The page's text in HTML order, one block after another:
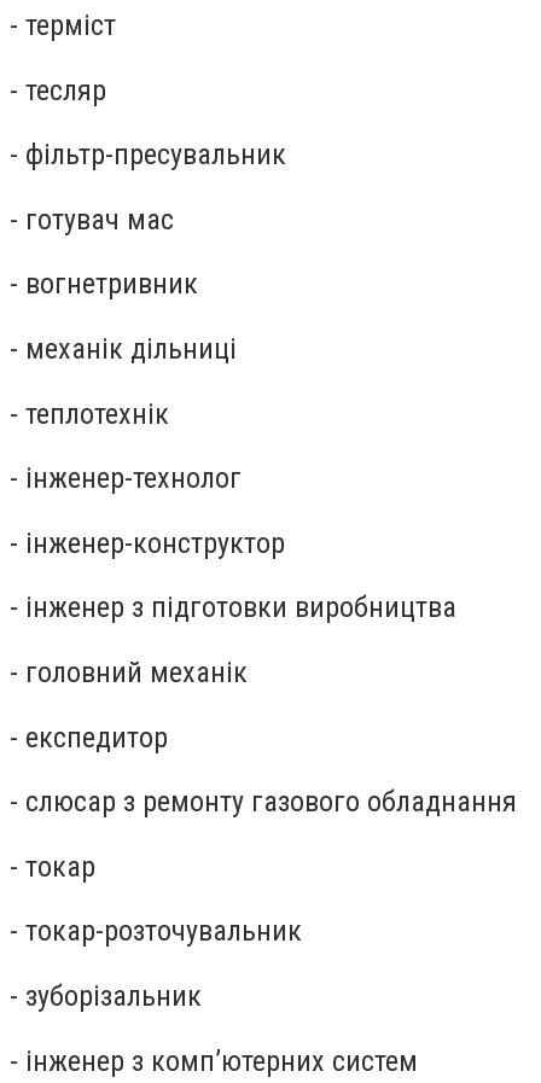
- терміст
- тесляр
- фільтр-пресувальник
- готувач мас
- вогнетривник
- механік дільниці
- теплотехнік
- інженер-технолог
- інженер-конструктор
- інженер з підготовки виробництва
- головний механік
- експедитор
- слюсар з ремонту газового обладнання
- токар
- токар-розточувальник
- зуборізальник
- інженер з комп’ютерних систем